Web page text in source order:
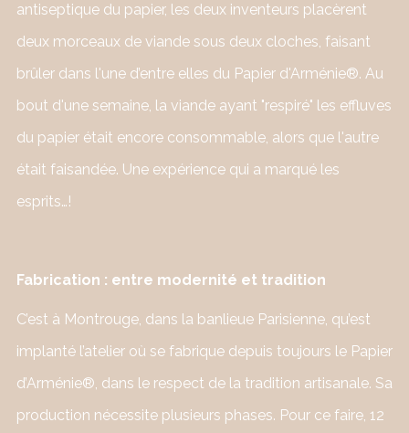
antiseptique du papier, les deux inventeurs placèrent
deux morceaux de viande sous deux cloches, faisant
brûler dans l'une d’entre elles du Papier d'Arménie®. Au
bout d'une semaine, la viande ayant "respiré" les effluves
du papier était encore consommable, alors que l'autre
était faisandée. Une expérience qui a marqué les
esprits…!
Fabrication : entre modernité et tradition
C’est à Montrouge, dans la banlieue Parisienne, qu’est
implanté l’atelier où se fabrique depuis toujours le Papier
d’Arménie®, dans le respect de la tradition artisanale. Sa
production nécessite plusieurs phases. Pour ce faire, 12